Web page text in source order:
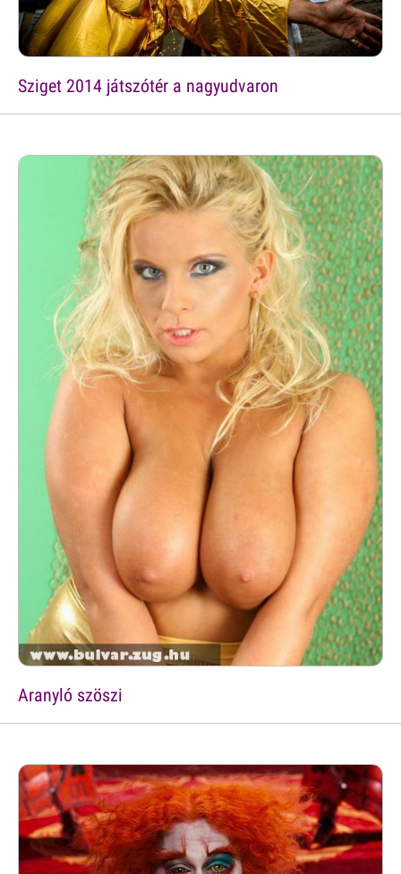
Sziget 2014 játszótér a nagyudvaron
Aranyló szöszi